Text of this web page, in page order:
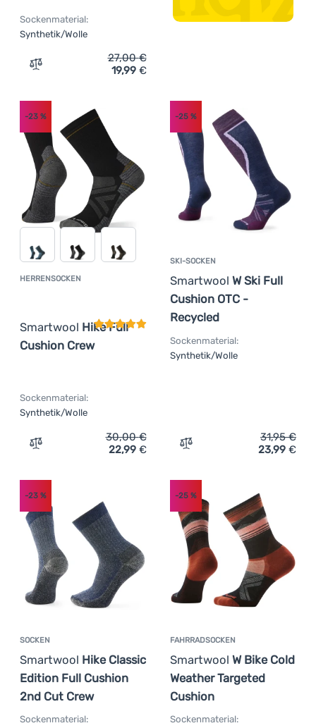
Sockenmaterial:
Synthetik/Wolle
Zum Vergleich 'Socken Smartwool Hike Classic Edi Full
27,00€
19,99 €
HERRENSOCKEN
Smartwool Hike Full
Cushion Crew
Kundenbewertung
-23 %
Sockenmaterial:
Synthetik/Wolle
Zum Vergleich 'Herrensocken Smartwool Hike Full
30,00€
22,99 €
SKI-SOCKEN
Smartwool W Ski Full
Cushion OTC -
Recycled
-25%
Sockenmaterial:
Synthetik/Wolle
Zum Vergleich 'Ski-
31,95€
23,99 €
SOCKEN
Smartwool Hike Classic
Edition Full Cushion
2nd Cut Crew
-23 %
Sockenmaterial:
FAHRRADSOCKEN
Smartwool W Bike Cold
Weather Targeted
Cushion
-25%
Sockenmaterial: